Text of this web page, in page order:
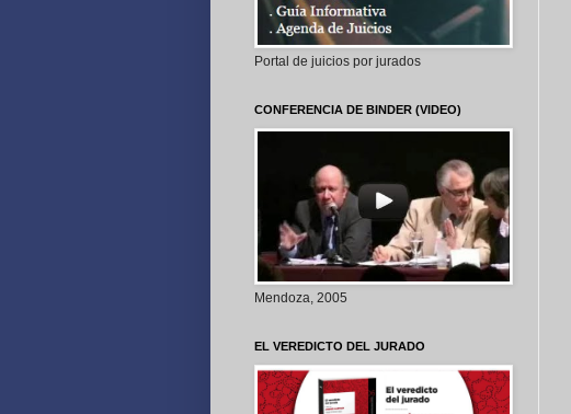
Portal de juicios por jurados
CONFERENCIA DE BINDER (VIDEO)
Mendoza, 2005
EL VEREDICTO DEL JURADO